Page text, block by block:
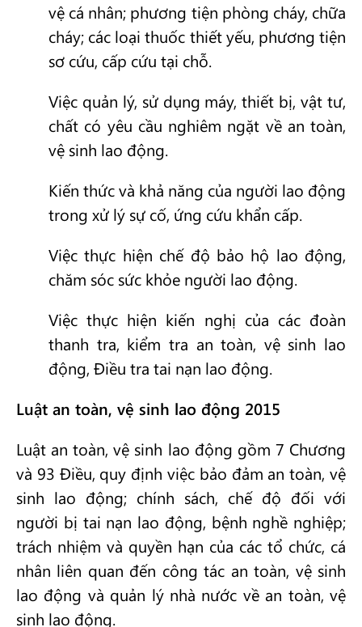
vệ cá nhân; phương tiện phòng cháy, chữa
cháy; các loại thuốc thiết yếu, phương tiện
sơ cứu, cấp cứu tại chỗ.
Việc quản lý, sử dụng máy, thiết bị, vật tư,
chất có yêu cầu nghiêm ngặt về an toàn,
vệ sinh lao động.
Kiến thức và khả năng của người lao động
trong xử lý sự cố, ứng cứu khẩn cấp.
Việc thực hiện chế độ bảo hộ lao động,
chăm sóc sức khỏe người lao động.
Việc thực hiện kiến nghị của các đoàn
thanh tra, kiểm tra an toàn, vệ sinh lao
động, Điều tra tai nạn lao động.
Luật an toàn, vệ sinh lao động 2015
Luật an toàn, vệ sinh lao động gồm 7 Chương
và 93 Điều, quy định việc bảo đảm an toàn, vệ
sinh lao động; chính sách, chế độ đối với
người bị tai nạn lao động, bệnh nghề nghiệp;
trách nhiệm và quyền hạn của các tổ chức, cá
nhân liên quan đến công tác an toàn, vệ sinh
lao động và quản lý nhà nước về an toàn, vệ
sinh lao động.